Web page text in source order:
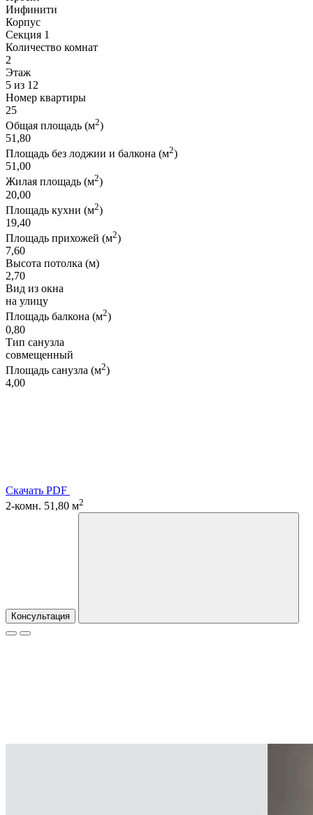
Инфинити
Корпус
Секция 1
Количество комнат
2
Этаж
5 из 12
Номер квартиры
25
Общая площадь (м2)
51,80
Площадь без лоджии и балкона (м2)
51,00
Жилая площадь (м2)
20,00
Площадь кухни (м2)
19,40
Площадь прихожей (м2)
7,60
Высота потолка (м)
2,70
Вид из окна
на улицу
Площадь балкона (м2)
0,80
Тип санузла
совмещенный
Площадь санузла (м2)
4,00
Скачать PDF
2-комн. 51,80 м2
Консультация